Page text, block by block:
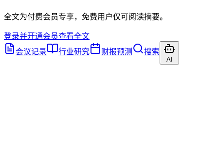
全文为付费会员专享，免费用户仅可阅读摘要。
登录并开通会员查看全文
会议记录
行业研究 财报预测 搜索
AI